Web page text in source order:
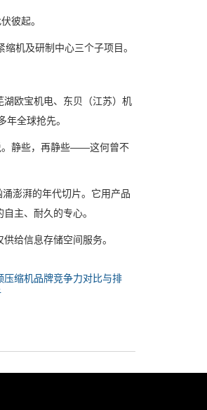
彼起。
机及研制中心三个子项目。
欧宝机电、东贝（江苏）机
全球抢先。
。静些，再静些——这何曾不
澎湃的年代切片。它用产品
主、耐久的专心。
给信息存储空间服务。
缩机品牌竞争力对比与排